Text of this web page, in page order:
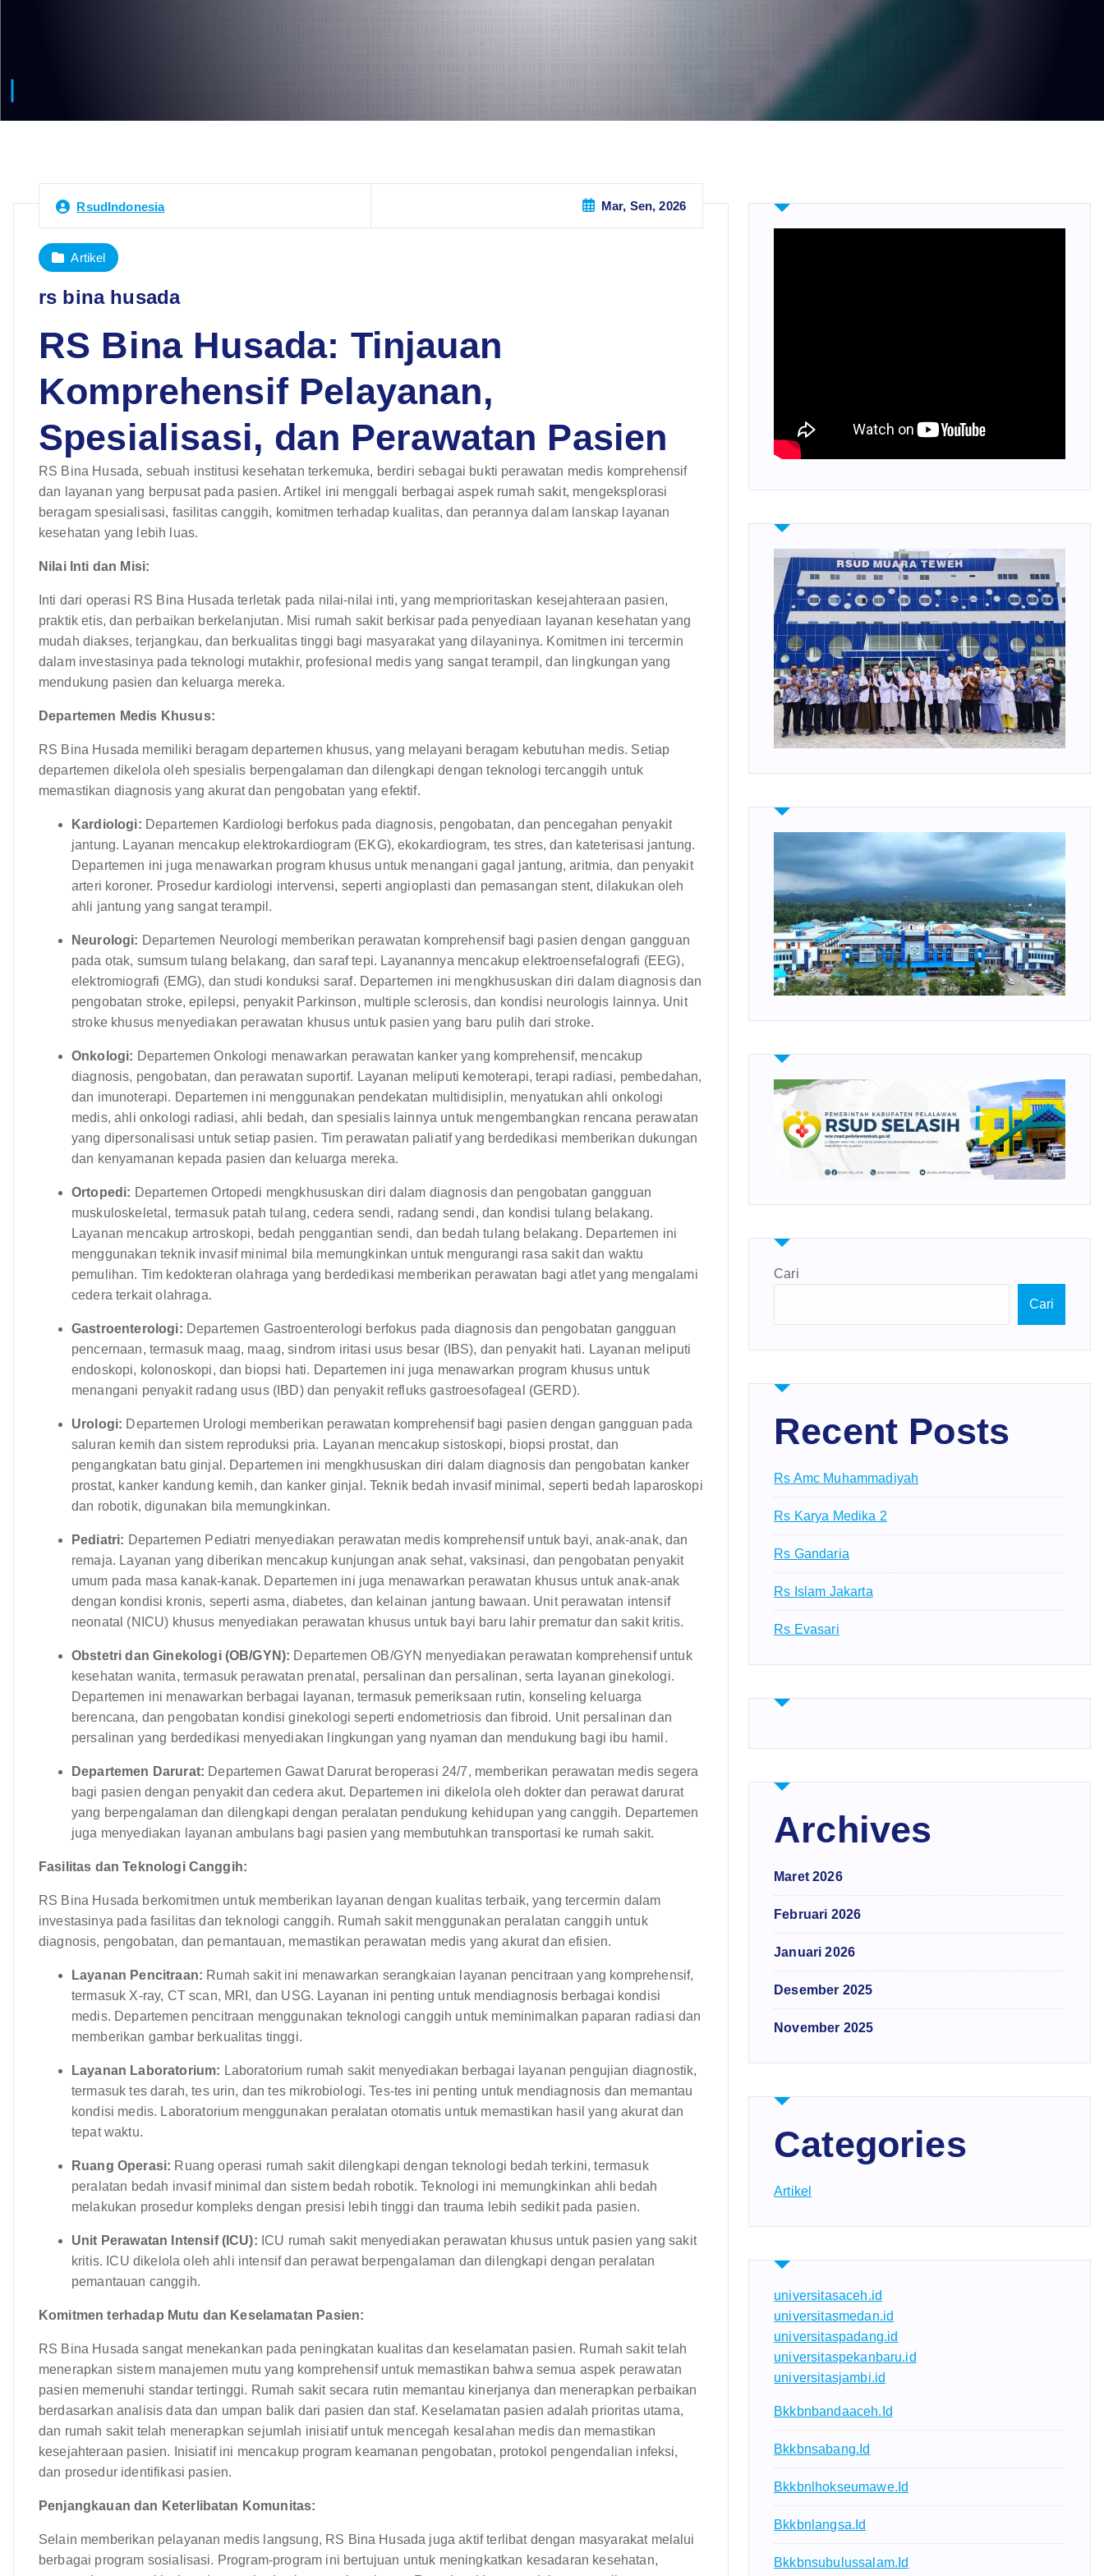
RsudIndonesia Mar, Sen, 2026
Artikel
rs bina husada
RS Bina Husada: Tinjauan
Komprehensif Pelayanan,
Spesialisasi, dan Perawatan Pasien
RS Bina Husada, sebuah institusi kesehatan terkemuka, berdiri sebagai bukti perawatan medis komprehensif
dan layanan yang berpusat pada pasien. Artikel ini menggali berbagai aspek rumah sakit, mengeksplorasi
beragam spesialisasi, fasilitas canggih, komitmen terhadap kualitas, dan perannya dalam lanskap layanan
kesehatan yang lebih luas.
Nilai Inti dan Misi:
Inti dari operasi RS Bina Husada terletak pada nilai-nilai inti, yang memprioritaskan kesejahteraan pasien,
praktik etis, dan perbaikan berkelanjutan. Misi rumah sakit berkisar pada penyediaan layanan kesehatan yang
mudah diakses, terjangkau, dan berkualitas tinggi bagi masyarakat yang dilayaninya. Komitmen ini tercermin
dalam investasinya pada teknologi mutakhir, profesional medis yang sangat terampil, dan lingkungan yang
mendukung pasien dan keluarga mereka.
Departemen Medis Khusus:
RS Bina Husada memiliki beragam departemen khusus, yang melayani beragam kebutuhan medis. Setiap
departemen dikelola oleh spesialis berpengalaman dan dilengkapi dengan teknologi tercanggih untuk
memastikan diagnosis yang akurat dan pengobatan yang efektif.
Kardiologi: Departemen Kardiologi berfokus pada diagnosis, pengobatan, dan pencegahan penyakit
jantung. Layanan mencakup elektrokardiogram (EKG), ekokardiogram, tes stres, dan kateterisasi jantung.
Departemen ini juga menawarkan program khusus untuk menangani gagal jantung, aritmia, dan penyakit
arteri koroner. Prosedur kardiologi intervensi, seperti angioplasti dan pemasangan stent, dilakukan oleh
ahli jantung yang sangat terampil.
Neurologi: Departemen Neurologi memberikan perawatan komprehensif bagi pasien dengan gangguan
pada otak, sumsum tulang belakang, dan saraf tepi. Layanannya mencakup elektroensefalografi (EEG),
elektromiografi (EMG), dan studi konduksi saraf. Departemen ini mengkhususkan diri dalam diagnosis dan
pengobatan stroke, epilepsi, penyakit Parkinson, multiple sclerosis, dan kondisi neurologis lainnya. Unit
stroke khusus menyediakan perawatan khusus untuk pasien yang baru pulih dari stroke.
Onkologi: Departemen Onkologi menawarkan perawatan kanker yang komprehensif, mencakup
diagnosis, pengobatan, dan perawatan suportif. Layanan meliputi kemoterapi, terapi radiasi, pembedahan,
dan imunoterapi. Departemen ini menggunakan pendekatan multidisiplin, menyatukan ahli onkologi
medis, ahli onkologi radiasi, ahli bedah, dan spesialis lainnya untuk mengembangkan rencana perawatan
yang dipersonalisasi untuk setiap pasien. Tim perawatan paliatif yang berdedikasi memberikan dukungan
dan kenyamanan kepada pasien dan keluarga mereka.
Ortopedi: Departemen Ortopedi mengkhususkan diri dalam diagnosis dan pengobatan gangguan
muskuloskeletal, termasuk patah tulang, cedera sendi, radang sendi, dan kondisi tulang belakang.
Layanan mencakup artroskopi, bedah penggantian sendi, dan bedah tulang belakang. Departemen ini
menggunakan teknik invasif minimal bila memungkinkan untuk mengurangi rasa sakit dan waktu
pemulihan. Tim kedokteran olahraga yang berdedikasi memberikan perawatan bagi atlet yang mengalami
cedera terkait olahraga.
Gastroenterologi: Departemen Gastroenterologi berfokus pada diagnosis dan pengobatan gangguan
pencernaan, termasuk maag, maag, sindrom iritasi usus besar (IBS), dan penyakit hati. Layanan meliputi
endoskopi, kolonoskopi, dan biopsi hati. Departemen ini juga menawarkan program khusus untuk
menangani penyakit radang usus (IBD) dan penyakit refluks gastroesofageal (GERD).
Urologi: Departemen Urologi memberikan perawatan komprehensif bagi pasien dengan gangguan pada
saluran kemih dan sistem reproduksi pria. Layanan mencakup sistoskopi, biopsi prostat, dan
pengangkatan batu ginjal. Departemen ini mengkhususkan diri dalam diagnosis dan pengobatan kanker
prostat, kanker kandung kemih, dan kanker ginjal. Teknik bedah invasif minimal, seperti bedah laparoskopi
dan robotik, digunakan bila memungkinkan.
Pediatri: Departemen Pediatri menyediakan perawatan medis komprehensif untuk bayi, anak-anak, dan
remaja. Layanan yang diberikan mencakup kunjungan anak sehat, vaksinasi, dan pengobatan penyakit
umum pada masa kanak-kanak. Departemen ini juga menawarkan perawatan khusus untuk anak-anak
dengan kondisi kronis, seperti asma, diabetes, dan kelainan jantung bawaan. Unit perawatan intensif
neonatal (NICU) khusus menyediakan perawatan khusus untuk bayi baru lahir prematur dan sakit kritis.
Obstetri dan Ginekologi (OB/GYN): Departemen OB/GYN menyediakan perawatan komprehensif untuk
kesehatan wanita, termasuk perawatan prenatal, persalinan dan persalinan, serta layanan ginekologi.
Departemen ini menawarkan berbagai layanan, termasuk pemeriksaan rutin, konseling keluarga
berencana, dan pengobatan kondisi ginekologi seperti endometriosis dan fibroid. Unit persalinan dan
persalinan yang berdedikasi menyediakan lingkungan yang nyaman dan mendukung bagi ibu hamil.
Departemen Darurat: Departemen Gawat Darurat beroperasi 24/7, memberikan perawatan medis segera
bagi pasien dengan penyakit dan cedera akut. Departemen ini dikelola oleh dokter dan perawat darurat
yang berpengalaman dan dilengkapi dengan peralatan pendukung kehidupan yang canggih. Departemen
juga menyediakan layanan ambulans bagi pasien yang membutuhkan transportasi ke rumah sakit.
Fasilitas dan Teknologi Canggih:
RS Bina Husada berkomitmen untuk memberikan layanan dengan kualitas terbaik, yang tercermin dalam
investasinya pada fasilitas dan teknologi canggih. Rumah sakit menggunakan peralatan canggih untuk
diagnosis, pengobatan, dan pemantauan, memastikan perawatan medis yang akurat dan efisien.
Layanan Pencitraan: Rumah sakit ini menawarkan serangkaian layanan pencitraan yang komprehensif,
termasuk X-ray, CT scan, MRI, dan USG. Layanan ini penting untuk mendiagnosis berbagai kondisi
medis. Departemen pencitraan menggunakan teknologi canggih untuk meminimalkan paparan radiasi dan
memberikan gambar berkualitas tinggi.
Layanan Laboratorium: Laboratorium rumah sakit menyediakan berbagai layanan pengujian diagnostik,
termasuk tes darah, tes urin, dan tes mikrobiologi. Tes-tes ini penting untuk mendiagnosis dan memantau
kondisi medis. Laboratorium menggunakan peralatan otomatis untuk memastikan hasil yang akurat dan
tepat waktu.
Ruang Operasi: Ruang operasi rumah sakit dilengkapi dengan teknologi bedah terkini, termasuk
peralatan bedah invasif minimal dan sistem bedah robotik. Teknologi ini memungkinkan ahli bedah
melakukan prosedur kompleks dengan presisi lebih tinggi dan trauma lebih sedikit pada pasien.
Unit Perawatan Intensif (ICU): ICU rumah sakit menyediakan perawatan khusus untuk pasien yang sakit
kritis. ICU dikelola oleh ahli intensif dan perawat berpengalaman dan dilengkapi dengan peralatan
pemantauan canggih.
Komitmen terhadap Mutu dan Keselamatan Pasien:
RS Bina Husada sangat menekankan pada peningkatan kualitas dan keselamatan pasien. Rumah sakit telah
menerapkan sistem manajemen mutu yang komprehensif untuk memastikan bahwa semua aspek perawatan
pasien memenuhi standar tertinggi. Rumah sakit secara rutin memantau kinerjanya dan menerapkan perbaikan
berdasarkan analisis data dan umpan balik dari pasien dan staf. Keselamatan pasien adalah prioritas utama,
dan rumah sakit telah menerapkan sejumlah inisiatif untuk mencegah kesalahan medis dan memastikan
kesejahteraan pasien. Inisiatif ini mencakup program keamanan pengobatan, protokol pengendalian infeksi,
dan prosedur identifikasi pasien.
Penjangkauan dan Keterlibatan Komunitas:
Selain memberikan pelayanan medis langsung, RS Bina Husada juga aktif terlibat dengan masyarakat melalui
berbagai program sosialisasi. Program-program ini bertujuan untuk meningkatkan kesadaran kesehatan,
Cari
Cari
Recent Posts
Rs Amc Muhammadiyah
Rs Karya Medika 2
Rs Gandaria
Rs Islam Jakarta
Rs Evasari
Archives
Maret 2026
Februari 2026
Januari 2026
Desember 2025
November 2025
Categories
Artikel
universitasaceh.id
universitasmedan.id
universitaspadang.id
universitaspekanbaru.id
universitasjambi.id
Bkkbnbandaaceh.id
Bkkbnsabang.id
Bkkbnlhokseumawe.id
Bkkbnlangsa.id
Bkkbnsubulussalam.id